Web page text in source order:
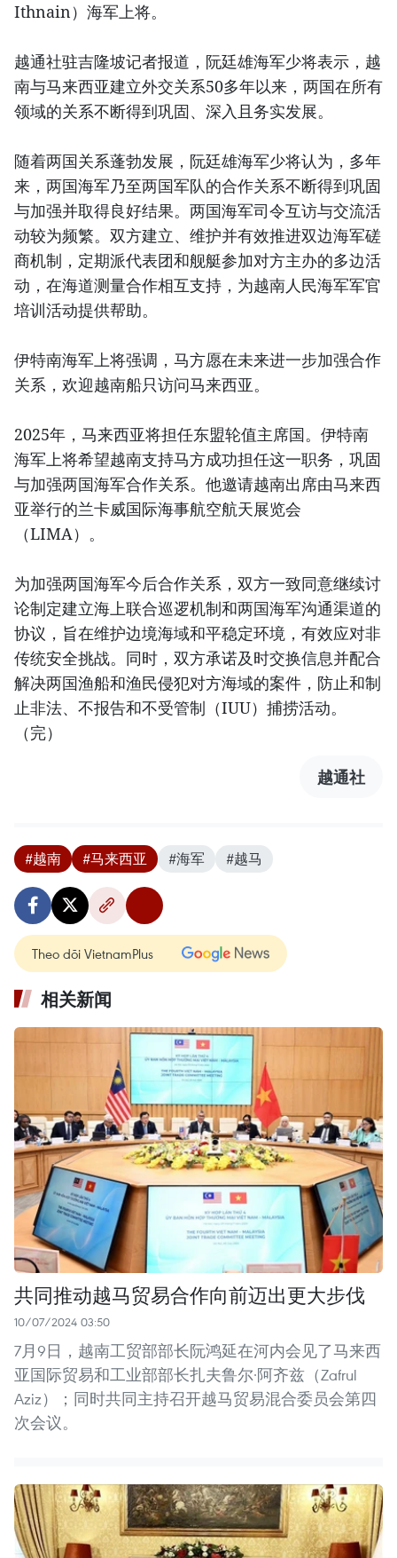
Ithnain）海军上将。
越通社驻吉隆坡记者报道，阮廷雄海军少将表示，越
南与马来西亚建立外交关系50多年以来，两国在所有
领域的关系不断得到巩固、深入且务实发展。
随着两国关系蓬勃发展，阮廷雄海军少将认为，多年
来，两国海军乃至两国军队的合作关系不断得到巩固
与加强并取得良好结果。两国海军司令互访与交流活
动较为频繁。双方建立、维护并有效推进双边海军磋
商机制，定期派代表团和舰艇参加对方主办的多边活
动，在海道测量合作相互支持，为越南人民海军军官
培训活动提供帮助。
伊特南海军上将强调，马方愿在未来进一步加强合作
关系，欢迎越南船只访问马来西亚。
2025年，马来西亚将担任东盟轮值主席国。伊特南
海军上将希望越南支持马方成功担任这一职务，巩固
与加强两国海军合作关系。他邀请越南出席由马来西
亚举行的兰卡威国际海事航空航天展览会
（LIMA）。
为加强两国海军今后合作关系，双方一致同意继续讨
论制定建立海上联合巡逻机制和两国海军沟通渠道的
协议，旨在维护边境海域和平稳定环境，有效应对非
传统安全挑战。同时，双方承诺及时交换信息并配合
解决两国渔船和渔民侵犯对方海域的案件，防止和制
止非法、不报告和不受管制（IUU）捕捞活动。
（完）
越通社
#越南 #马来西亚 #海军 #越马
Theo dõi VietnamPlus
相关新闻
共同推动越马贸易合作向前迈出更大步伐
10/07/2024 03:50
7月9日，越南工贸部部长阮鸿延在河内会见了马来西
亚国际贸易和工业部部长扎夫鲁尔·阿齐兹（Zafrul
Aziz）；同时共同主持召开越马贸易混合委员会第四
次会议。